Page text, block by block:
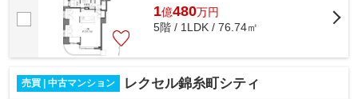
1億480万円
5階 / 1LDK / 76.74㎡
売買 | 中古マンション レクセル錦糸町シティ